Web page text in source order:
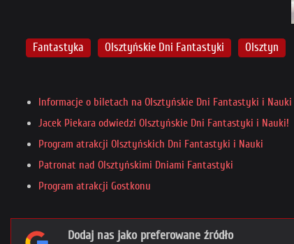
Fantastyka Olsztyńskie Dni Fantastyki Olsztyn
Informacje o biletach na Olsztyńskie Dni Fantastyki i Nauki
Jacek Piekara odwiedzi Olsztyńskie Dni Fantastyki i Nauki!
Program atrakcji Olsztyńskich Dni Fantastyki i Nauki
Patronat nad Olsztyńskimi Dniami Fantastyki
Program atrakcji Gostkonu
Dodaj nas jako preferowane źródło